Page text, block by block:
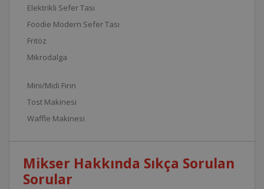
Elektrikli Sefer Tası
Foodie Modern Sefer Tası
Fritöz
Mikrodalga
Mini/Midi Fırın
Tost Makinesi
Waffle Makinesi
Mikser Hakkında Sıkça Sorulan
Sorular